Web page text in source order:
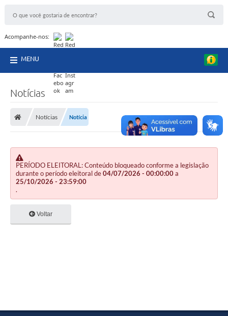
Acompanhe-nos:
MENU
Notícias
Notícias Notícia
PERÍODO ELEITORAL: Conteúdo bloqueado conforme a legislação
durante o período eleitoral de04/07/2026 - 00:00:00a
25/10/2026 - 23:59:00
.
Voltar